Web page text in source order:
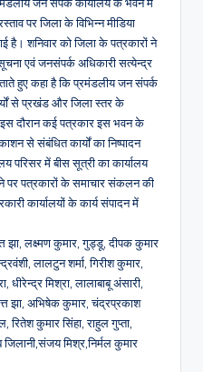
पर जिला के विभिन्न मीडिया
है। शनिवार को जिला के पत्रकारों ने
एवं जनसंपर्क अधिकारी सत्येन्द्र
हुए कहा है कि प्रमंडलीय जन संपर्क
से प्रखंड और जिला स्तर के
इस दौरान कई पत्रकार इस भवन के
से संबंधित कार्यों का निष्पादन
परिसर में बीस सूत्री का कार्यालय
पर पत्रकारों के समाचार संकलन की
कार्यालयों के कार्य संपादन में
झा, लक्ष्मण कुमार, गुड्डू, दीपक कुमार
लालटुन शर्मा, गिरीश कुमार,
धीरेन्द्र मिश्रा, लालाबाबू अंसारी,
झा, अभिषेक कुमार, चंद्रप्रकाश
कुमार सिंहा, राहुल गुप्ता,
मिश्र,निर्मल कुमार